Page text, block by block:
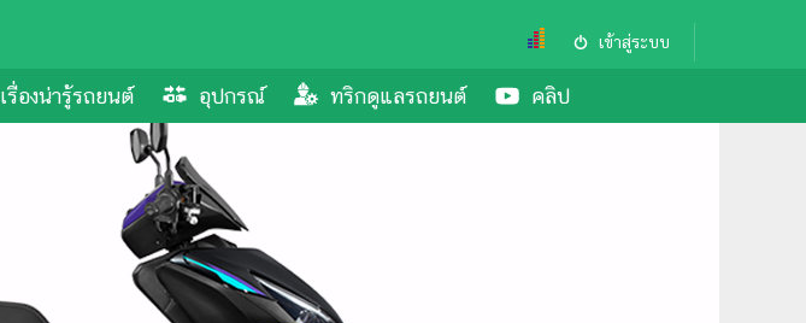
เข้าสู่ระบบ
เรื่องน่ารู้รถยนต์ อุปกรณ์ ทริกดูแลรถยนต์ คลิป